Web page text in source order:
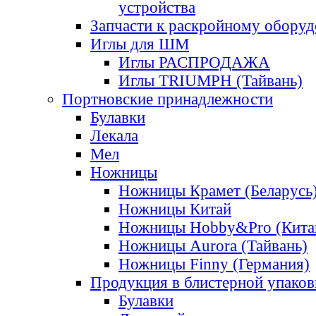
устройства
Запчасти к раскройному
Иглы для ШМ
Иглы РАСПРОДАЖА
Иглы TRIUMPH (Тайвань)
Портновские принадлежности
Булавки
Лекала
Мел
Ножницы
Ножницы Крамет
Ножницы Китай
Ножницы Hobby&Pro
Ножницы Aurora (Тайвань)
Ножницы Finny (Германия)
Продукция в блистерной
Булавки